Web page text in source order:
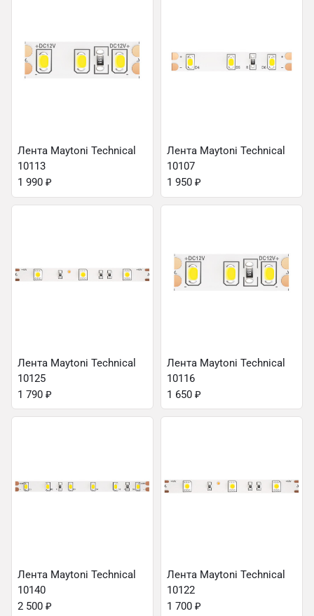
Лента Maytoni Technical
10113
1 990 ₽
Лента Maytoni Technical
10107
1 950 ₽
Лента Maytoni Technical
10125
1 790 ₽
Лента Maytoni Technical
10116
1 650 ₽
Лента Maytoni Technical
10140
2 500 ₽
Лента Maytoni Technical
10122
1 700 ₽